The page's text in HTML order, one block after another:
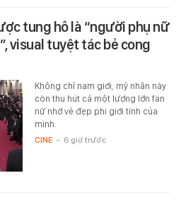
tung hô là “người phụ nữ
visual tuyệt tác bẻ cong
Không chỉ nam giới, mỹ nhân này
còn thu hút cả một lượng lớn fan
nữ nhờ vẻ đẹp phi giới tính của
mình.
CINE - 6 giờ trước